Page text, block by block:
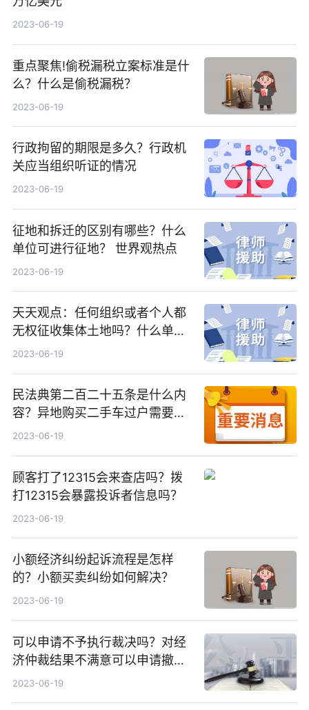
2023-06-19
重点聚焦!偷税漏税立案标准是什
么？什么是偷税漏税？
2023-06-19
行政拘留的期限是多久？行政机
关应当组织听证的情况
2023-06-19
征地和拆迁的区别有哪些？什么
单位可进行征地？ 世界观热点
2023-06-19
天天观点：任何组织或者个人都
无权征收集体土地吗？什么单位
可征地小额贷款？
2023-06-19
民法典第二百二十五条是什么内
容？异地购买二手车过户需要哪
些材料？
2023-06-19
顾客打了12315会来查店吗？拨
打12315会暴露投诉者信息吗？
2023-06-19
小额经济纠纷起诉流程是怎样
的？小额买卖纠纷如何解决？
2023-06-19
可以申请不予执行裁决吗？对经
济仲裁结果不满意可以申请撤销
裁决吗？
2023-06-19